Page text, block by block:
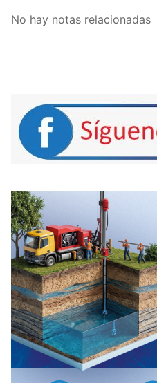
No hay notas relacionadas